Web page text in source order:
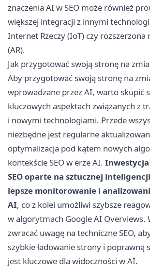
znaczenia AI w SEO może również
większej integracji z innymi
Internet Rzeczy (IoT) czy rozszerzona
(AR).
Jak przygotować swoją stronę na
Aby przygotować swoją stronę na
wprowadzane przez AI, warto skupić
kluczowych aspektach związanych z
i nowymi technologiami. Przede
niezbędne jest regularne
optymalizacja pod kątem nowych
kontekście SEO w erze AI.
SEO oparte na sztucznej
lepsze monitorowanie i
AI, co z kolei umożliwi szybsze
w algorytmach Google AI Overviews.
zwracać uwagę na techniczne SEO,
szybkie ładowanie strony i poprawną
jest kluczowe dla widoczności w AI.